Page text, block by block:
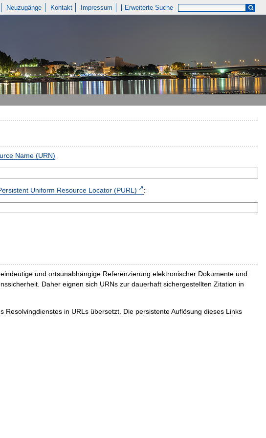
Neuzugänge Kontakt Impressum Erweiterte Suche
Name (URN)
Uniform Resource Locator (PURL) :
und ortsunabhängige Referenzierung elektronischer Dokumente und
Daher eignen sich URNs zur dauerhaft sichergestellten Zitation in
in URLs übersetzt. Die persistente Auflösung dieses Links